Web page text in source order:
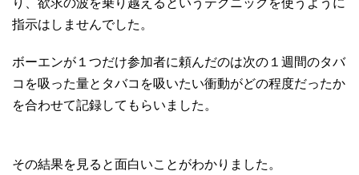
り、欲求の波を乗り越えるというテクニックを使うように
指示はしませんでした。
ボーエンが１つだけ参加者に頼んだのは次の１週間のタバ
コを吸った量とタバコを吸いたい衝動がどの程度だったか
を合わせて記録してもらいました。
その結果を見ると面白いことがわかりました。